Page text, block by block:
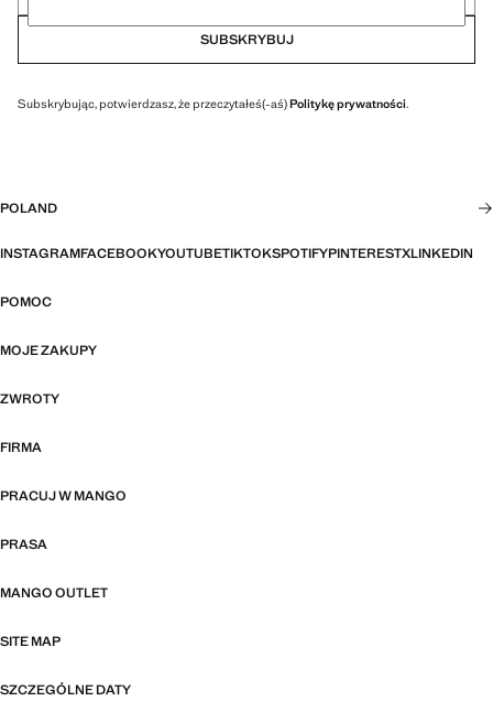
SUBSKRYBUJ
Subskrybując, potwierdzasz, że przeczytałeś(-aś)Politykę prywatności.
POLAND
INSTAGRAMFACEBOOKYOUTUBETIKTOKSPOTIFYPINTERESTXLINKEDIN
POMOC
MOJE ZAKUPY
ZWROTY
FIRMA
PRACUJ W MANGO
PRASA
MANGO OUTLET
SITE MAP
SZCZEGÓLNE DATY